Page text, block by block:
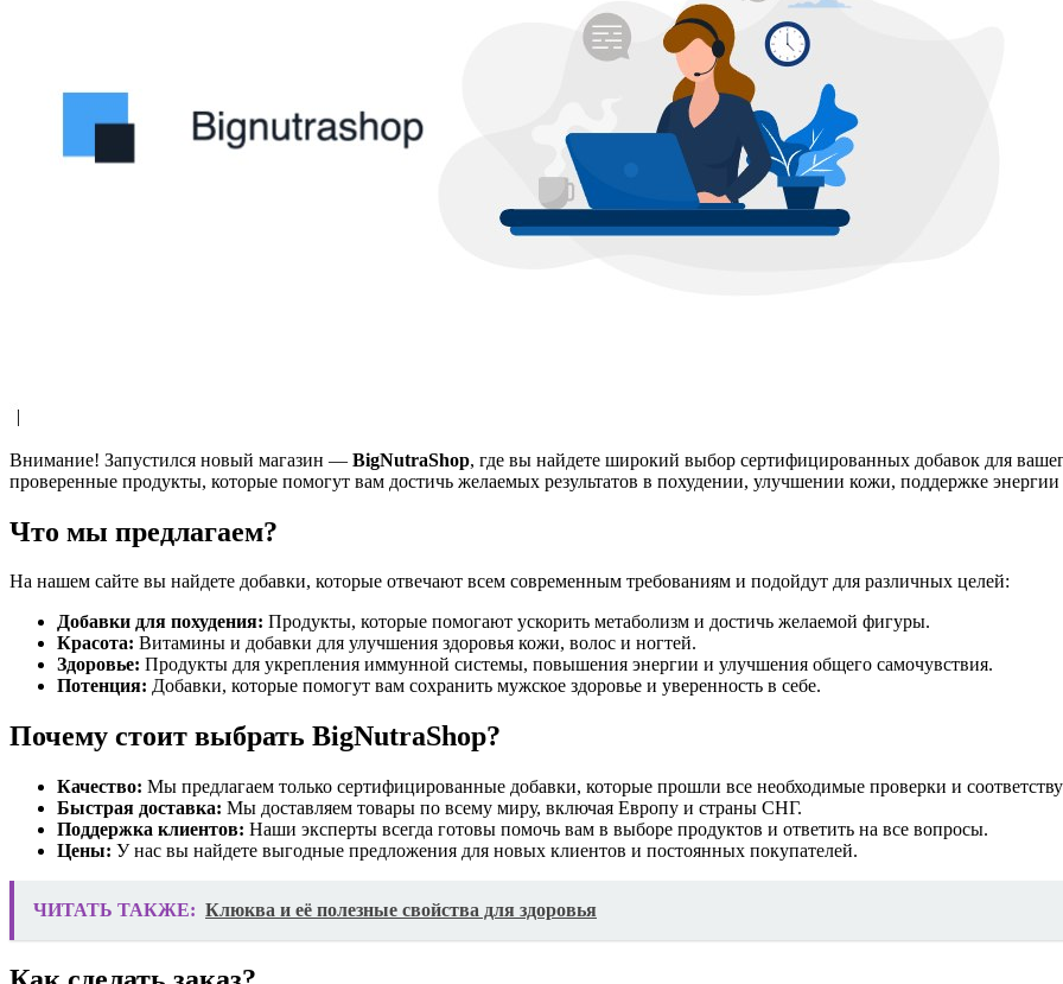
Внимание! Запустился новый магазин — BigNutraShop, где вы найдете широкий выбор сертифицированных добавок для
проверенные продукты, которые помогут вам достичь желаемых результатов в похудении, улучшении кожи, поддержке
Что мы предлагаем?
На нашем сайте вы найдете добавки, которые отвечают всем современным требованиям и подойдут для различных целей:
Добавки для похудения: Продукты, которые помогают ускорить метаболизм и достичь желаемой фигуры.
Красота: Витамины и добавки для улучшения здоровья кожи, волос и ногтей.
Здоровье: Продукты для укрепления иммунной системы, повышения энергии и улучшения общего самочувствия.
Потенция: Добавки, которые помогут вам сохранить мужское здоровье и уверенность в себе.
Почему стоит выбрать BigNutraShop?
Качество: Мы предлагаем только сертифицированные добавки, которые прошли все необходимые проверки и
Быстрая доставка: Мы доставляем товары по всему миру, включая Европу и страны СНГ.
Поддержка клиентов: Наши эксперты всегда готовы помочь вам в выборе продуктов и ответить на все вопросы.
Цены: У нас вы найдете выгодные предложения для новых клиентов и постоянных покупателей.
ЧИТАТЬ ТАКЖЕ: Клюква и её полезные свойства для здоровья